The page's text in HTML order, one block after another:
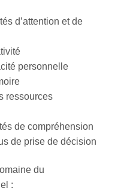
d’attention et de
personnelle
ressources
de compréhension
de prise de décision
du
: